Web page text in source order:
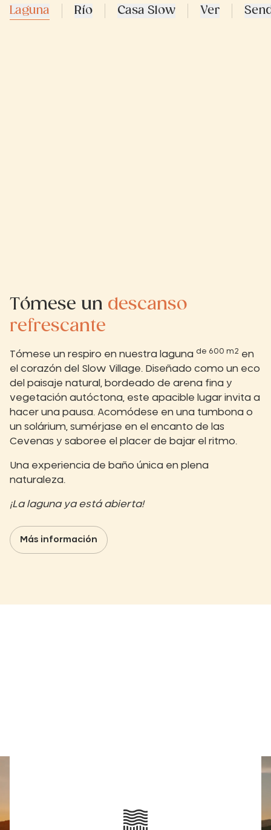
Laguna Río Casa Slow Ver
Tómese un descanso
refrescante
Tómese un respiro en nuestra laguna de 600 m2 en
el corazón del Slow Village. Diseñado como un eco
del paisaje natural, bordeado de arena fina y
vegetación autóctona, este apacible lugar invita a
hacer una pausa. Acomódese en una tumbona o
un solárium, sumérjase en el encanto de las
Cevenas y saboree el placer de bajar el ritmo.
Una experiencia de baño única en plena
naturaleza.
¡La laguna ya está abierta!
Más información